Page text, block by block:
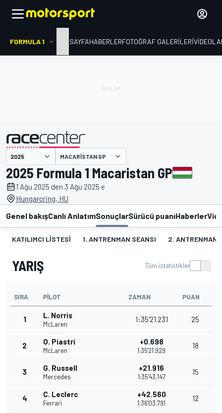
FORMULA 1 ANA SAYFAHABERLERFOTOĞRAF GALERILERI
MACARISTAN GP
2025 Formula 1 Macaristan GP
1 Ağu 2025 den 3 Ağu 2025 e
Hungaroring, HU
Genel bakışCanlı AnlatımSonuçlarSürücü puanıHaberler
KATILIMCI LISTESI 1. ANTRENMAN SEANSI 2. ANTRENMAN
YARIŞ Tüm istatistikler
SIRA PILOT ZAMAN PUAN
1 L. Norris
McLaren
1:35'21.231 25
2 O. Piastri
McLaren
+0.698
1:35'21.929
18
3 G. Russell
Mercedes
+21.916
1:35'43.147
15
4 C. Leclerc
Ferrari
+42.560
1:36'03.791
12